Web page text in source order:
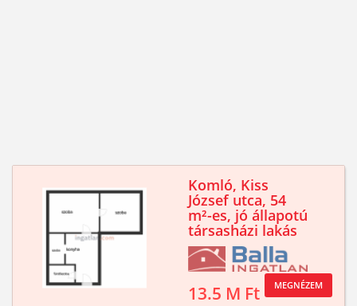
Komló, Kiss
József utca, 54
m²-es, jó állapotú
társasházi lakás
13.5 M Ft MEGNÉZEM